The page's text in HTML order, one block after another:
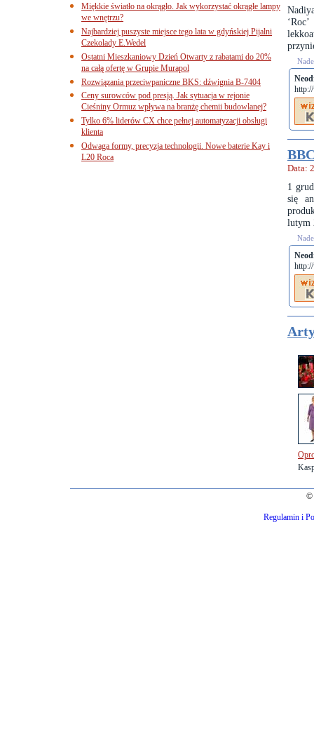
Data:
1
się
lutym
Miękkie światło na okrągło. Jak wykorzystać okrągłe lampy
we wnętrzu?
Najbardziej puszyste miejsce tego lata w gdyńskiej Pijalni
Czekolady E.Wedel
Ostatni Mieszkaniowy Dzień Otwarty z rabatami do 20%
na całą ofertę w Grupie Murapol
Rozwiązania przeciwpaniczne BKS: dźwignia B-7404
Ceny surowców pod presją. Jak sytuacja w rejonie
Cieśniny Ormuz wpływa na branżę chemii budowlanej?
Tylko 6% liderów CX chce pełnej automatyzacji obsługi
klienta
Odwaga formy, precyzja technologii. Nowe baterie Kay i
L20 Roca
©
Regulamin i